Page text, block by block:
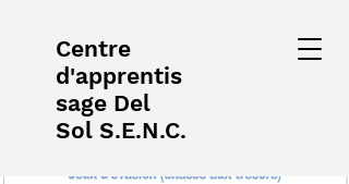
Centre
d'apprentis
sage Del
Sol S.E.N.C.